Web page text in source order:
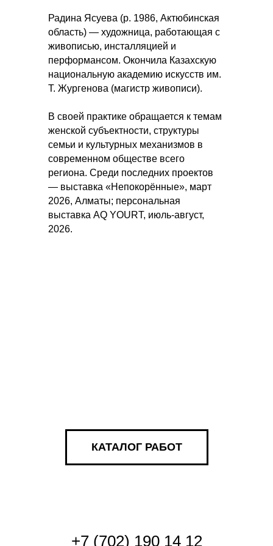
Радина Ясуева (р. 1986, Актюбинская
область) — художница, работающая с
живописью, инсталляцией и
перформансом. Окончила Казахскую
национальную академию искусств им.
Т. Жургенова (магистр живописи).
В своей практике обращается к темам
женской субъектности, структуры
семьи и культурных механизмов в
современном обществе всего
региона. Среди последних проектов
— выставка «Непокорённые», март
2026, Алматы; персональная
выставка AQ YOURT, июль-август,
2026.
КАТАЛОГ РАБОТ
+7 (702) 190 14 12